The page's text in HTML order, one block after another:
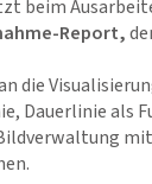
beim
Report,
die
Dauerlinie als